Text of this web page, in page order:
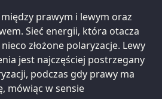
prawym i lewym oraz
Sieć energii, która otacza
złożone polaryzacje. Lewy
jest najczęściej postrzegany
podczas gdy prawy ma
mówiąc w sensie